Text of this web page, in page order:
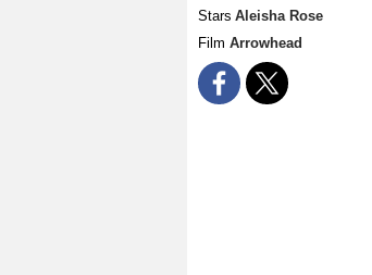
Stars Aleisha Rose
Film Arrowhead